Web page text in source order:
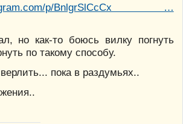
p/BnlgrSlCcCx …
но как-то боюсь вилку погнуть
по такому способу.
пока в раздумьях..